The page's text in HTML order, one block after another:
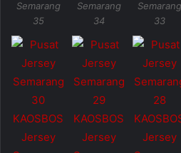
Semarang
35
Semarang
34
Semarang
33